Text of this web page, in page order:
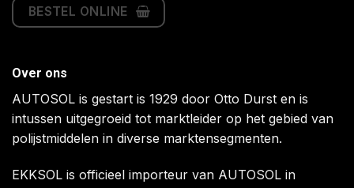
BESTEL ONLINE
Over ons
AUTOSOL is gestart is 1929 door Otto Durst en is
intussen uitgegroeid tot marktleider op het gebied van
polijstmiddelen in diverse marktensegmenten.
EKKSOL is officieel importeur van AUTOSOL in